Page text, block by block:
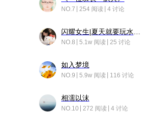
NO.7 254 阅读 4 讨论
NO.8 5.1w 阅读 25 讨论
如入梦境
NO.9 5.9w 阅读 116 讨论
相濡以沫
NO.10 272 阅读 4 讨论